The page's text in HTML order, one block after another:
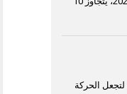
الحركة